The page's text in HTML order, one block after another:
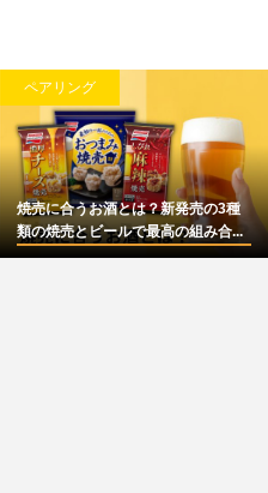
ペアリング
焼売に合うお酒とは？新発売の3種
類の焼売とビールで最高の組み合...